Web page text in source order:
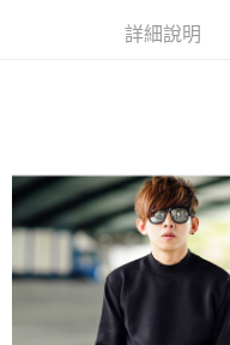
１．於結帳方式選擇「AFTEE
結帳頁面，進行簡訊認證並確
２．訂單成立數日內，您將收到
３．收到繳費通知簡訊後14天
ATM／網路銀行／等多元方式
※ 請注意：結帳手續完成當下
購買商品的店家。未經商家同
後付繳納相關費用。
※ 交易是否成功請以「AFTEE
先付款後全家取貨
每筆NT$80，滿NT$1,800(
7-11付款取貨
每筆NT$80，滿NT$1,800(
先付款後7-11取貨
詳細說明